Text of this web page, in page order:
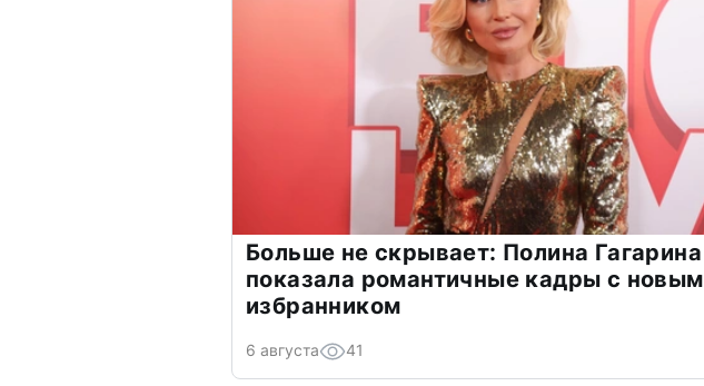
Больше не скрывает: Полина Гагарина
показала романтичные кадры с новым
избранником
6 августа 41